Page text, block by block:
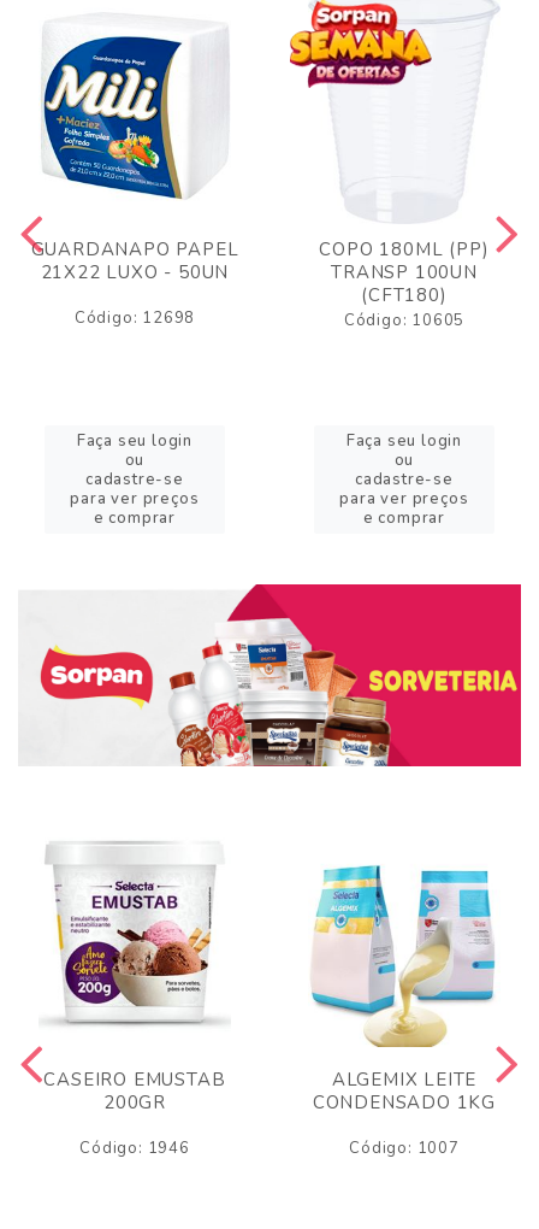
GUARDANAPO PAPEL
21X22 LUXO - 50UN
Código: 12698
Faça seu login
ou
cadastre-se
para ver preços
e comprar
COPO 180ML (PP)
TRANSP 100UN
(CFT180)
Código: 10605
Faça seu login
ou
cadastre-se
para ver preços
e comprar
CASEIRO EMUSTAB
200GR
Código: 1946
ALGEMIX LEITE
CONDENSADO 1KG
Código: 1007